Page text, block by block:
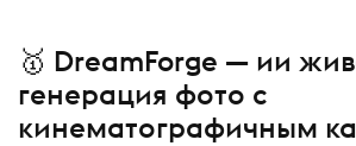
🥇 DreamForge — ии
генерация фото с
кинематографичным